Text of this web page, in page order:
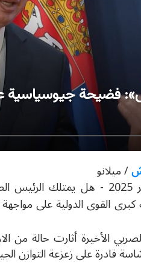
جيوسياسية
/ ميلانو
السبت 27 ديسمبر 2025 -
القوى الدولية على
الأخيرة أثارت حالة من
قادرة على زعزعة التوازن